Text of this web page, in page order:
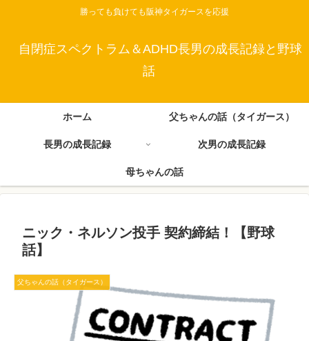
勝っても負けても阪神タイガースを応援
自閉症スペクトラム＆ADHD長男の成長記録と野球
話
ホーム 父ちゃんの話（タイガース）
長男の成長記録 次男の成長記録
母ちゃんの話
ニック・ネルソン投手 契約締結！【野球
話】
父ちゃんの話（タイガース）